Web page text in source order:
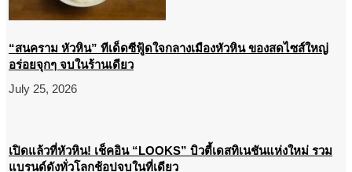
“สนคราม หัวหิน” ทีเด็ดซีฟู้ดใจกลางเมืองหัวหิน ของสดไซส์ใหญ่
อร่อยจุกๆ จบในร้านเดียว
July 25, 2026
เปิดแล้วที่หัวหิน! เช็คอิน “LOOKS” บิวตี้เดสทิเนชันแห่งใหม่ รวม
แบรนด์ดังทั่วโลกช้อปจบในที่เดียว